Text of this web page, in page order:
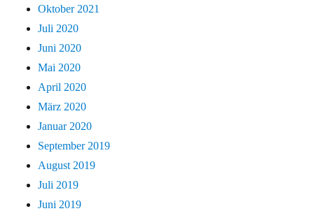
Oktober 2021
Juli 2020
Juni 2020
Mai 2020
April 2020
März 2020
Januar 2020
September 2019
August 2019
Juli 2019
Juni 2019